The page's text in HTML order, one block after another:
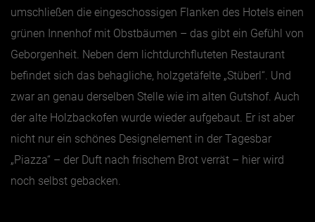
umschließen die eingeschossigen Flanken des Hotels einen
grünen Innenhof mit Obstbäumen – das gibt ein Gefühl von
Geborgenheit. Neben dem lichtdurchfluteten Restaurant
befindet sich das behagliche, holzgetäfelte „Stüberl“. Und
zwar an genau derselben Stelle wie im alten Gutshof. Auch
der alte Holzbackofen wurde wieder aufgebaut. Er ist aber
nicht nur ein schönes Designelement in der Tagesbar
„Piazza“ – der Duft nach frischem Brot verrät – hier wird
noch selbst gebacken.